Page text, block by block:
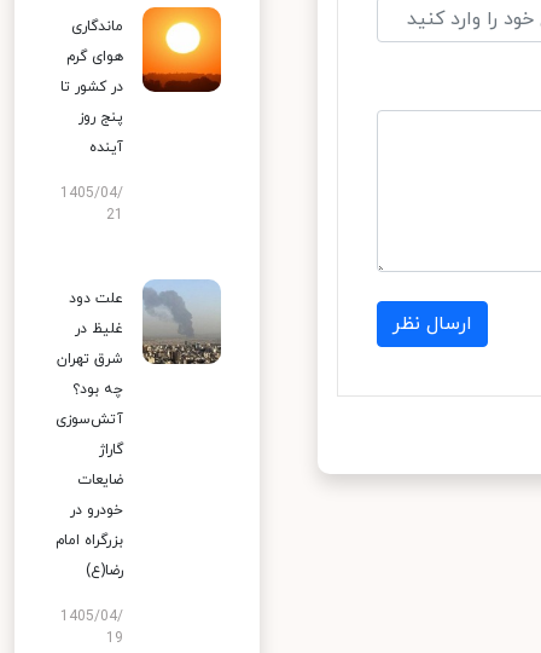
ارسال نظر
ماندگاری
هوای گرم
در کشور تا
پنج روز
آینده
1405/04/
علت دود
غلیظ در
شرق تهران
چه بود؟
آتش‌سوزی
گاراژ
ضایعات
خودرو در
بزرگراه امام
رضا(ع)
1405/04/
19